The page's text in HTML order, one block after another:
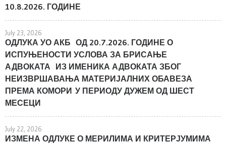
10.8.2026. ГОДИНЕ
July 23, 2026
ОДЛУКА УО АКБ ОД 20.7.2026. ГОДИНЕ О
ИСПУЊЕНОСТИ УСЛОВА ЗА БРИСАЊЕ
АДВОКАТА ИЗ ИМЕНИКА АДВОКАТА ЗБОГ
НЕИЗВРШАВАЊА МАТЕРИЈАЛНИХ ОБАВЕЗА
ПРЕМА КОМОРИ У ПЕРИОДУ ДУЖЕМ ОД ШЕСТ
МЕСЕЦИ
July 22, 2026
ИЗМЕНА ОДЛУКЕ О МЕРИЛИМА И КРИТЕРЈУМИМА